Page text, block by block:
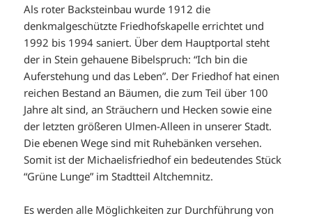
Als roter Backsteinbau wurde 1912 die
denkmalgeschützte Friedhofskapelle errichtet und
1992 bis 1994 saniert. Über dem Hauptportal steht
der in Stein gehauene Bibelspruch: “Ich bin die
Auferstehung und das Leben”. Der Friedhof hat einen
reichen Bestand an Bäumen, die zum Teil über 100
Jahre alt sind, an Sträuchern und Hecken sowie eine
der letzten größeren Ulmen-Alleen in unserer Stadt.
Die ebenen Wege sind mit Ruhebänken versehen.
Somit ist der Michaelisfriedhof ein bedeutendes Stück
“Grüne Lunge” im Stadtteil Altchemnitz.
Es werden alle Möglichkeiten zur Durchführung von